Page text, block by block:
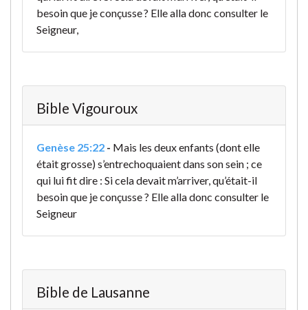
besoin que je conçusse ? Elle alla donc consulter le
Seigneur,
Bible Vigouroux
Genèse 25:22 - Mais les deux enfants (dont elle
était grosse) s’entrechoquaient dans son sein ; ce
qui lui fit dire : Si cela devait m’arriver, qu’était-il
besoin que je conçusse ? Elle alla donc consulter le
Seigneur
Bible de Lausanne